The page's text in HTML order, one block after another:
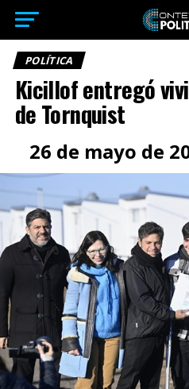
POLÍTICA
Kicillof entregó
de Tornquist
26 de mayo de